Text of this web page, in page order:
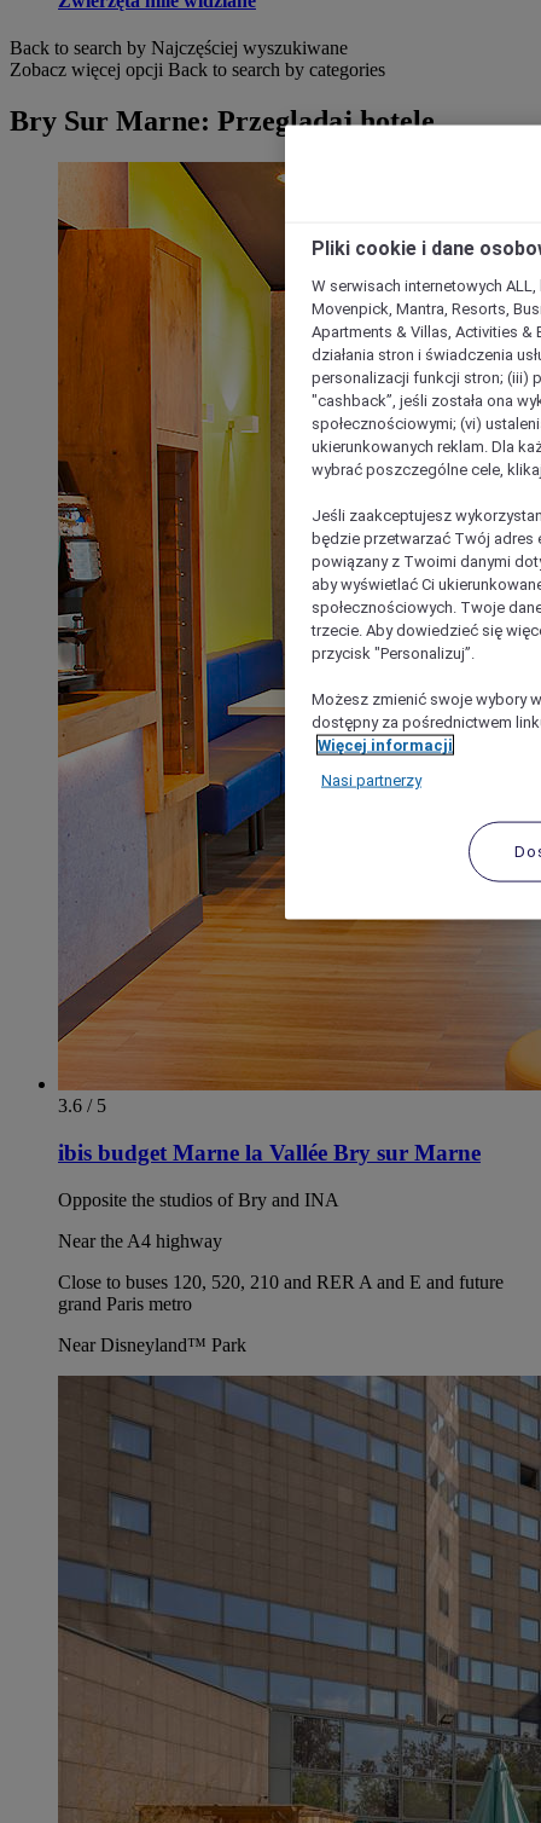
Back to search by Najczęściej wyszukiwane
Zobacz więcej opcji Back to search by categories
Bry Sur Marne: Przeglądaj hotele
3.6 / 5
ibis budget Marne la Vallée Bry sur Marne
Opposite the studios of Bry and INA
Near the A4 highway
Close to buses 120, 520, 210 and RER A and E and future
grand Paris metro
Near Disneyland™ Park
Pliki cookie i dane
W serwisach internetowych
Movenpick, Mantra, Resorts,
Apartments & Villas, Activities &
działania stron i świadczenia
personalizacji funkcji stron; (iii)
"cashback”, jeśli została ona
społecznościowymi; (vi)
ukierunkowanych reklam. Dla
wybrać poszczególne cele,
Jeśli zaakceptujesz
będzie przetwarzać Twój adres
powiązany z Twoimi danymi
aby wyświetlać Ci
społecznościowych. Twoje
trzecie. Aby dowiedzieć się
przycisk "Personalizuj”.
Możesz zmienić swoje wybory
dostępny za pośrednictwem
Więcej informacji
Nasi partnerzy